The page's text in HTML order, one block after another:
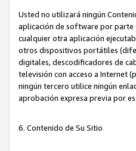
Usted no utilizará ningún
aplicación de software por parte
cualquier otra aplicación
otros dispositivos portátiles
digitales, descodificadores de
televisión con acceso a Internet
ningún tercero utilice ningún
aprobación expresa previa por
6. Contenido de Su Sitio